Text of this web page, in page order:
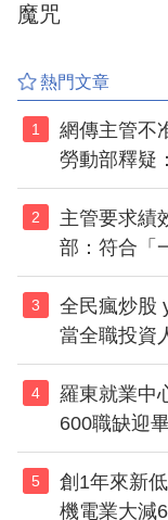
魔咒
熱門文章
1
網傳主管不
勞動部釋疑
2
主管要求績
部：符合「
3
全民瘋炒股
當全職投資
4
羅東就業中
600職缺迎
5
創1年來新
機電業大減